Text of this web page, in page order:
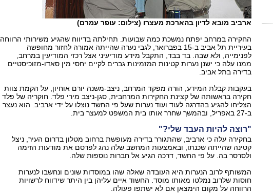
ארביב מובא לדיון בהארכת מעצרו (צילום: עופר עמרם)
החקירה במרחב יפתח נמשכת כמה שבועות. תחילתה בדיווח שהגיע משירותי הרווחה
בעיריית תל אביב ב-15 בפברואר, לגבי נערה שהייתה אמורה לחזור מחופשה
לפנימייה, ולא שבה. בד בבד, התקבל מידע מודיעיני אצל רכזי המודיעין במרחב,
ממנו עלה כי ישנן נערות קטינות המזמינות גברים לקיים יחסי מין סאדו-מזוכיסטיים
בדירה בתל אביב.
בעקבות קבלת המידע, הורה מפקד המרחב, ניצב-משנה יורם אוחיון, על הקמת צוות
חקירה בראשותה של קצינת החקירות המרחבית, סגן-ניצב מירי פלד. חוקריה של פלד
הצליחו להגיע בהדרגה לעוד ועוד נערות שעל פי החשד נוצלו על ידי ארביב. הוא נעצר
ב-27 באפריל, ובהמשך שחרר אותו בית המשפט למעצר בית.
"רוצה להיות העבד שלי?"
בחקירה עלה כי ארביב, שהתגורר בדירה מעופשת ברחוב מטלון בדרום העיר, ניצל
קטינה שהייתה שכנתו, ובאמצעות המחשב שלה נהג לפרסם את מודעות הזימה
ולסרסר בה. על פי החשד, דרכה הגיע אל חברות נוספות שלה.
המשותף לרוב הנערות היא העובדה שאלה שהו במוסדות שונים ונחשבו לנערות
חוסות שלרוב נמלטו מאותו מוסד. החשוד איים עליהן בין היתר שידווח לרשויות
הרווחה על מקום הימצאן אם לא ישתפו פעולה.